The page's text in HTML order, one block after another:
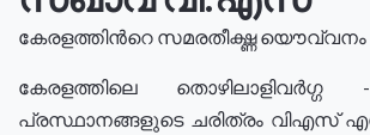
കേരളത്തിൻറെ സമരതീക്ഷ്ണ യൌവ്വനം
കേരളത്തിലെ
പ്രസ്ഥാനങ്ങളുടെ ചരിത്രം വിഎസ്